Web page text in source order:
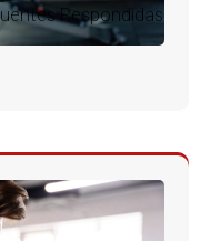
Respondidas